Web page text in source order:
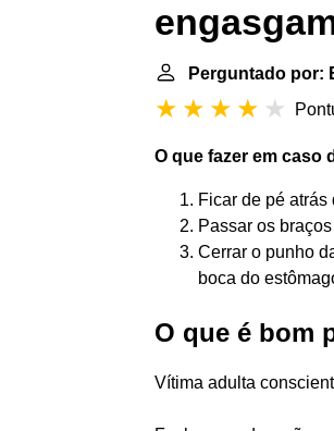
Perguntado por:
O que fazer em caso
Ficar de pé
Passar os
Cerrar o punho
boca do
O que é bom
Vítima adulta